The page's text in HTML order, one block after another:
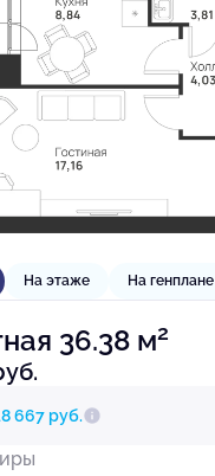
На этаже На генплане
36.38 м2
667 руб.